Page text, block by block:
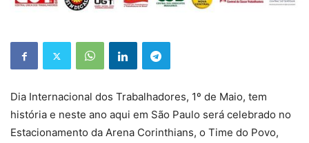
Dia Internacional dos Trabalhadores, 1º de Maio, tem
história e neste ano aqui em São Paulo será celebrado no
Estacionamento da Arena Corinthians, o Time do Povo,